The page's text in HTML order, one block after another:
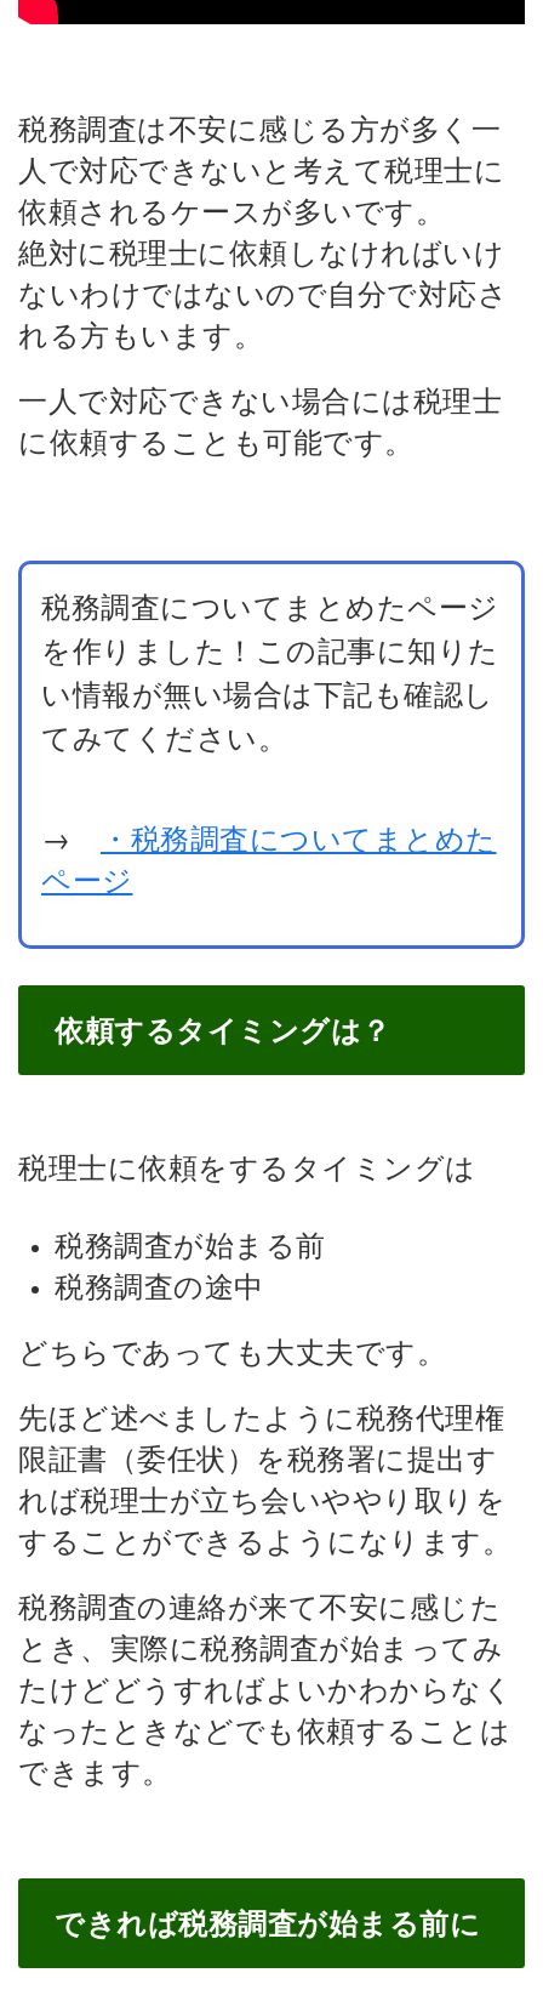
税務調査は不安に感じる方が多く一
人で対応できないと考えて税理士に
依頼されるケースが多いです。
絶対に税理士に依頼しなければいけ
ないわけではないので自分で対応さ
れる方もいます。
一人で対応できない場合には税理士
に依頼することも可能です。
税務調査についてまとめたページ
を作りました！この記事に知りた
い情報が無い場合は下記も確認し
てみてください。
→
・税務調査についてまとめた
ページ
依頼するタイミングは？
税理士に依頼をするタイミングは
税務調査が始まる前
税務調査の途中
どちらであっても大丈夫です。
先ほど述べましたように税務代理権
限証書（委任状）を税務署に提出す
れば税理士が立ち会いややり取りを
することができるようになります。
税務調査の連絡が来て不安に感じた
とき、実際に税務調査が始まってみ
たけどどうすればよいかわからなく
なったときなどでも依頼することは
できます。
できれば税務調査が始まる前に